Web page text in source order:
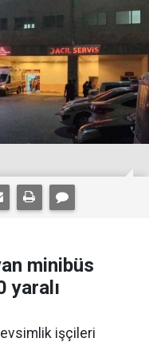
minibüs
yaralı
işçileri